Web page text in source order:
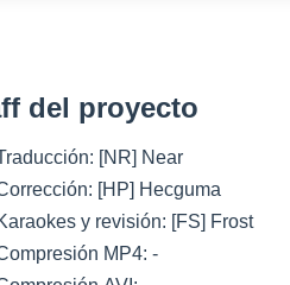
del proyecto
[NR] Near
[HP] Hecguma
y revisión: [FS] Frost
MP4: -